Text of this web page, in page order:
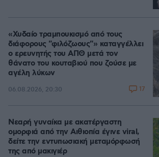
«Χυδαίο τραμπουκισμό από τους
διάφορους "φιλόζωους"» καταγγέλλει
ο ερευνητής του ΑΠΘ μετά τον
θάνατο του κουταβιού που ζούσε με
αγέλη λύκων
06.08.2026, 20:30 17
Νεαρή γυναίκα με ακατέργαστη
ομορφιά από την Αιθιοπία έγινε viral,
δείτε την εντυπωσιακή μεταμόρφωσή
της από μακιγιέρ